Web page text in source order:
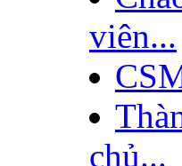
viên...
chủ...